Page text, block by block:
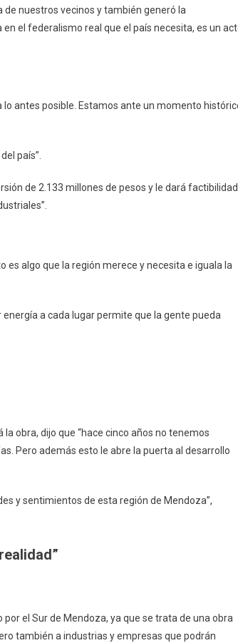
de nuestros vecinos y también generó la
el federalismo real que el país necesita, es un
lo antes posible. Estamos ante un momento
país”.
de 2.133 millones de pesos y le dará factibilidad
es algo que la región merece y necesita e iguala la
a cada lugar permite que la gente pueda
obra, dijo que “hace cinco años no tenemos
Pero además esto le abre la puerta al desarrollo
y sentimientos de esta región de Mendoza”,
el Sur de Mendoza, ya que se trata de una obra
también a industrias y empresas que podrán